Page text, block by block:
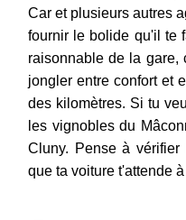
Car et plusieurs autres
fournir le bolide qu'il te
raisonnable de la gare,
jongler entre confort et
des kilomètres. Si tu
les vignobles du
Cluny. Pense à
que ta voiture t'attende